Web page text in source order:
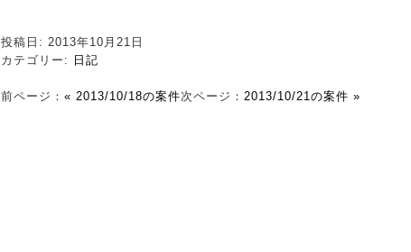
投稿日: 2013年10月21日
カテゴリー:
日記
前ページ： « 2013/10/18の案件次ページ： 2013/10/21の案件 »